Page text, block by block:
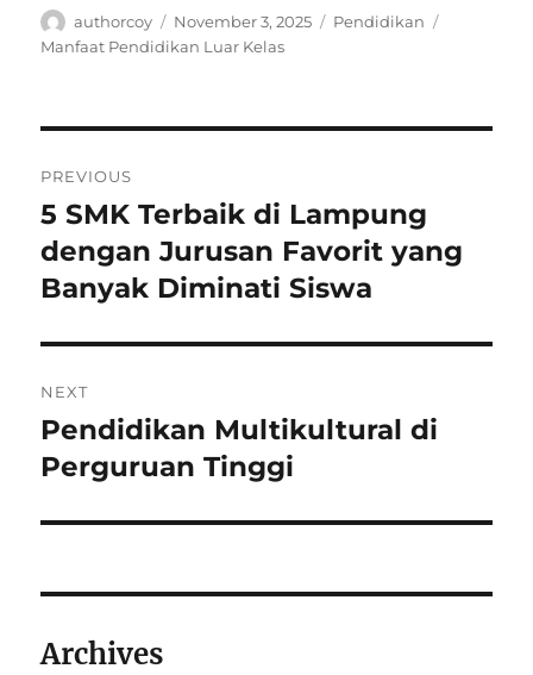
Author
authorcoy
Posted
on
November 3, 2025 Categories
Pendidikan
Manfaat Pendidikan Luar Kelas
pos
PREVIOUS
Previous
post:
5 SMK Terbaik di Lampung
dengan Jurusan Favorit yang
Banyak Diminati Siswa
NEXT
Next
post:
Pendidikan Multikultural di
Perguruan Tinggi
Archives